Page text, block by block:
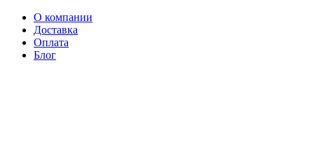
О компании
Доставка
Оплата
Блог